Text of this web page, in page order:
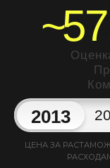
~
2013
ЦЕНА ЗА